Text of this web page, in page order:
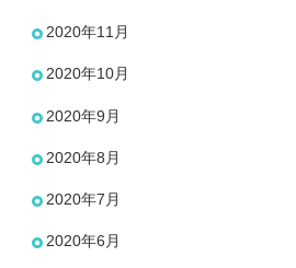
2020年11月
2020年10月
2020年9月
2020年8月
2020年7月
2020年6月